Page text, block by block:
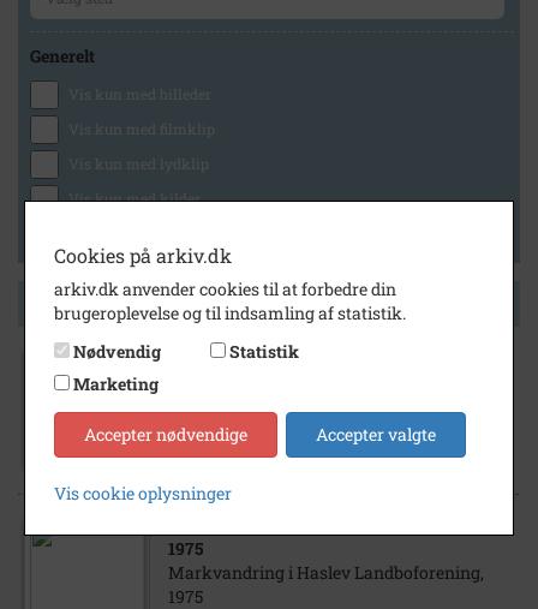
Generelt
Vis kun med billeder
Vis kun med filmklip
Vis kun med lydklip
Vis kun med kilder
Side 1 af 1
(Rungsted)Søren Peder, lærer på Enø,
Karrebæksminde
1975
Markvandring i Haslev Landboforening,
1975
Cookies på arkiv.dk
arkiv.dk anvender cookies til at forbedre din
brugeroplevelse og til indsamling af statistik.
Nødvendig
Statistik
Marketing
Accepter nødvendige Accepter valgte
Vis cookie oplysninger